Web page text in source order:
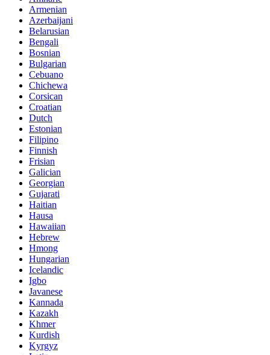
Armenian
Azerbaijani
Belarusian
Bengali
Bosnian
Bulgarian
Cebuano
Chichewa
Corsican
Croatian
Dutch
Estonian
Filipino
Finnish
Frisian
Galician
Georgian
Gujarati
Haitian
Hausa
Hawaiian
Hebrew
Hmong
Hungarian
Icelandic
Igbo
Javanese
Kannada
Kazakh
Khmer
Kurdish
Kyrgyz